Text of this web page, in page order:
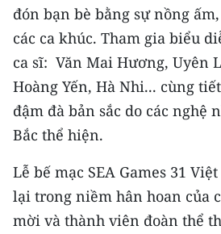
đón bạn bè bằng sự nồng
các ca khúc. Tham gia biểu
ca sĩ: Văn Mai Hương, Uyên
Hoàng Yến, Hà Nhi... cùng
đậm đà bản sắc do các nghệ
Bắc thể hiện.
Lễ bế mạc SEA Games 31
lại trong niềm hân hoan của
mời và thành viên đoàn thể